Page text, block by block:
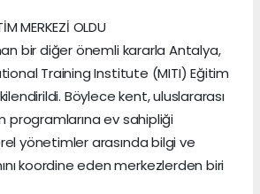
MERKEZİ OLDU
bir diğer önemli kararla Antalya,
Training Institute (MITI) Eğitim
Böylece kent, uluslararası
programlarına ev sahipliği
yönetimler arasında bilgi ve
koordine eden merkezlerden biri